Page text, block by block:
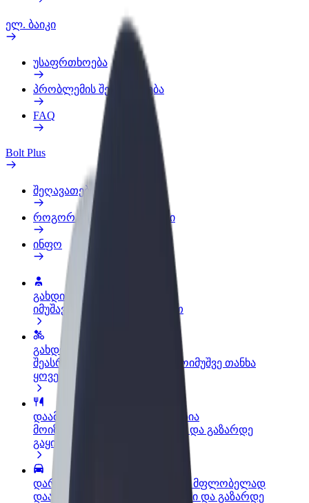
ელ. ბაიკი
უსაფრთხოება
პრობლემის შეტყობინება
FAQ
Bolt Plus
შეღავათები
როგორ გავხდე გამომწერი
ინფო
გახდი პარტნიორი მძღოლი
იმუშავე საკუთარი გრაფიკით
გახდი კურიერი
შეასრულე შეკვეთები და გამოიმუშვე თანხა
ყოველკვირეულად
დაამატე რესტორანი ან მაღაზია
მოიზიდე მეტი მომხმარებელი და გაზარდე
გაყიდვები
დარეგისტრირდი ავტოპარკის მფლობელად
დაამატე შენი ავტოპარკი Bolt-ში და გაზარდე